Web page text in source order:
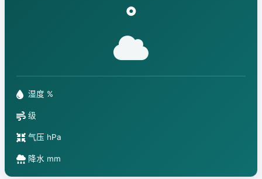
°
湿度 %
级
气压 hPa
降水 mm